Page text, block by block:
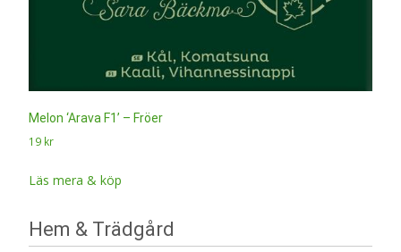
Melon ‘Arava F1’ – Fröer
19 kr
Läs mera & köp
Hem & Trädgård